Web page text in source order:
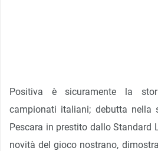
Positiva è sicuramente la
campionati italiani; debutta nella
Pescara in prestito dallo Standard
novità del gioco nostrano,